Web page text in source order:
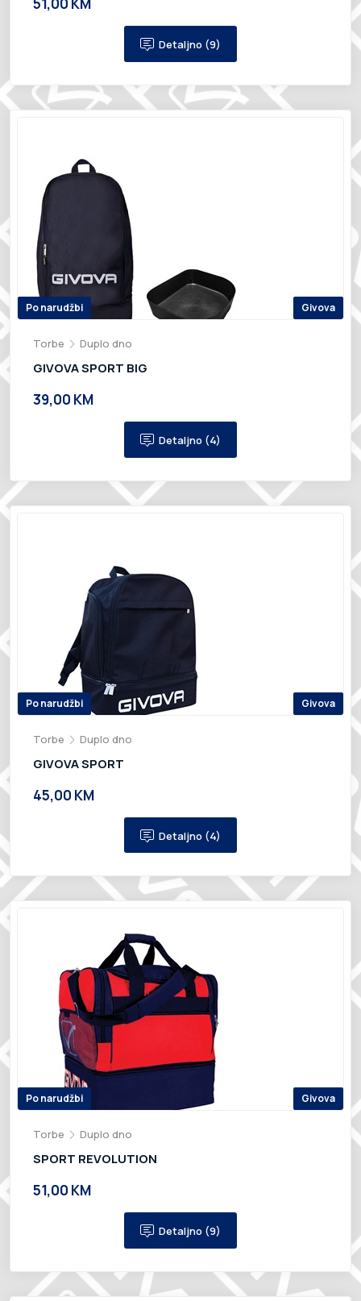
Detaljno (9)
Po narudžbi Givova
Torbe Duplo dno
GIVOVA SPORT BIG
39,00 KM
Detaljno (4)
Po narudžbi Givova
Torbe Duplo dno
GIVOVA SPORT
45,00 KM
Detaljno (4)
Po narudžbi Givova
Torbe Duplo dno
SPORT REVOLUTION
51,00 KM
Detaljno (9)